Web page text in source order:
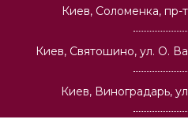
Киев, Соломенка, пр-
Киев, Святошино, ул. О.
Киев, Виноградарь,